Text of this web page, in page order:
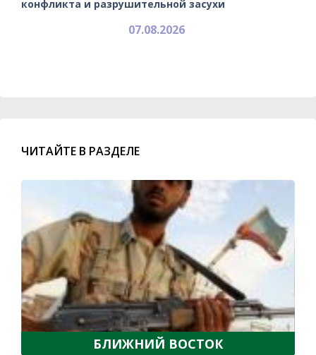
конфликта и разрушительной засухи
07.08.2026
ЧИТАЙТЕ В РАЗДЕЛЕ
БЛИЖНИЙ ВОСТОК